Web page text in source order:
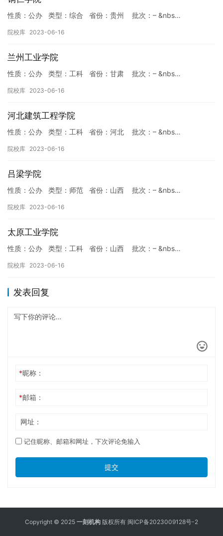
性质：公办 类型：综合 省份：贵州 批次：– &nbs…
院校库 2023-06-16
兰州工业学院
性质：公办 类型：工科 省份：甘肃 批次：– &nbs…
院校库 2023-06-16
河北建筑工程学院
性质：公办 类型：工科 省份：河北 批次：– &nbs…
院校库 2023-06-16
吕梁学院
性质：公办 类型：师范 省份：山西 批次：– &nbs…
院校库 2023-06-16
太原工业学院
性质：公办 类型：工科 省份：山西 批次：– &nbs…
院校库 2023-06-16
发表回复
*昵称：
*邮箱：
网址：
记住昵称、邮箱和网址，下次评论免输入
提交
Copyright © 2025 一刻机构 版权所有 闽ICP备2023009128号-2